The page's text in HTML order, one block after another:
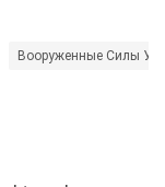
Вооруженные Силы